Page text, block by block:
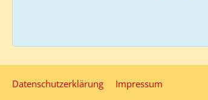
Datenschutzerklärung Impressum